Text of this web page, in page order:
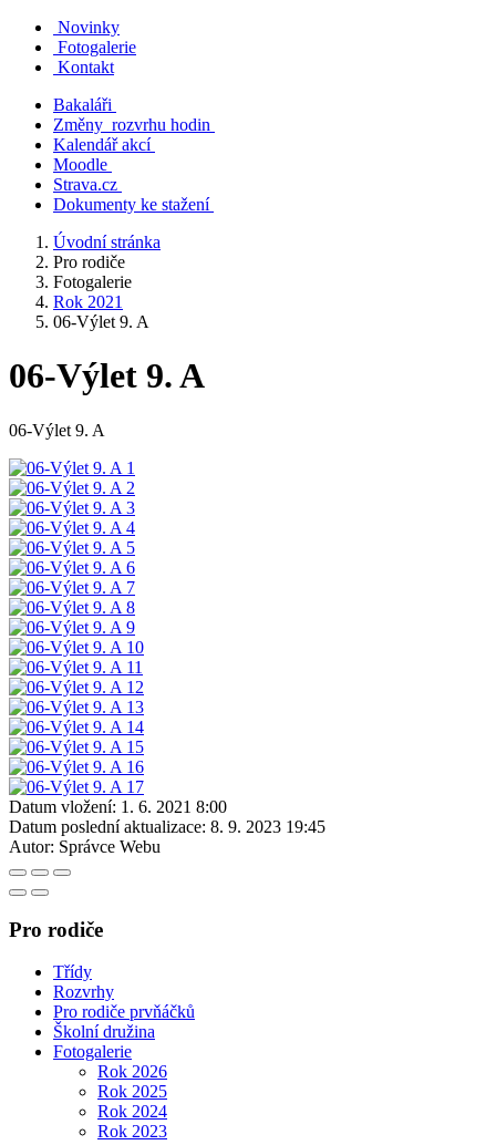
Novinky
Fotogalerie
Kontakt
Bakaláři
Změny rozvrhu hodin
Kalendář akcí
Moodle
Strava.cz
Dokumenty ke stažení
Úvodní stránka
Pro rodiče
Fotogalerie
Rok 2021
06-Výlet 9. A
06-Výlet 9. A
06-Výlet 9. A
Datum vložení: 1. 6. 2021 8:00
Datum poslední aktualizace: 8. 9. 2023 19:45
Autor: Správce Webu
Pro rodiče
Třídy
Rozvrhy
Pro rodiče prvňáčků
Školní družina
Fotogalerie
Rok 2026
Rok 2025
Rok 2024
Rok 2023